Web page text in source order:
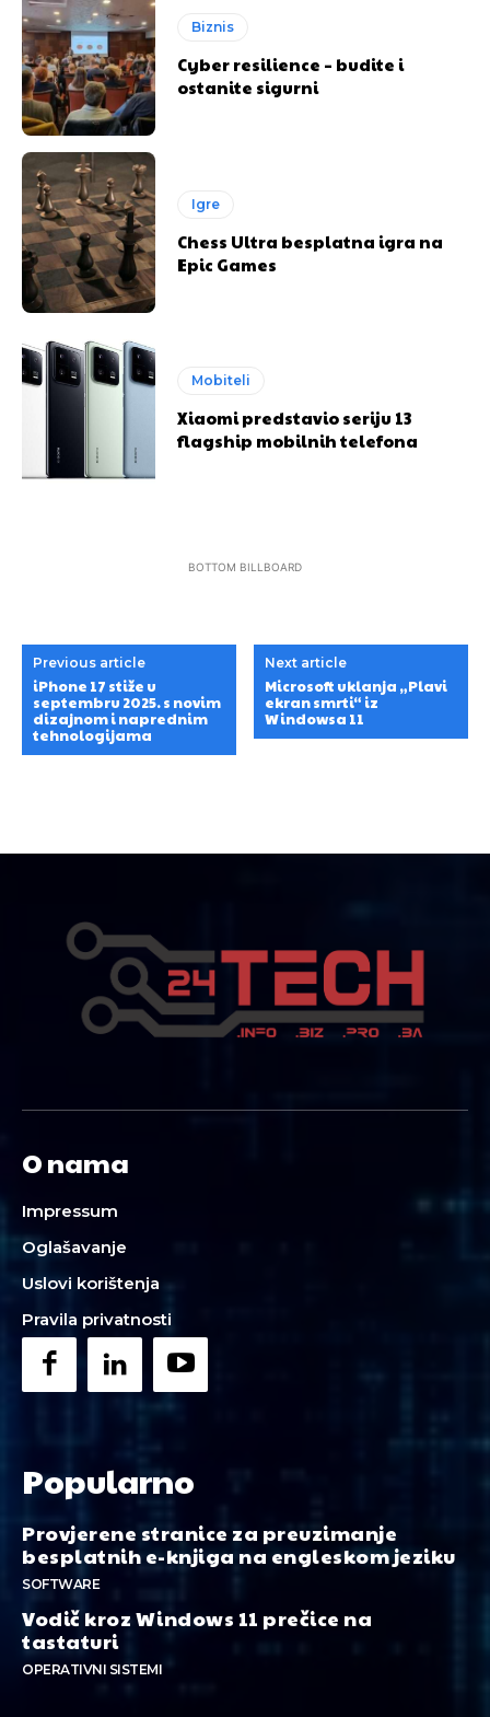
Biznis
Cyber resilience – budite i
ostanite sigurni
Igre
Chess Ultra besplatna igra na
Epic Games
Mobiteli
Xiaomi predstavio seriju 13
flagship mobilnih telefona
BOTTOM BILLBOARD
Previous article
iPhone 17 stiže u
septembru 2025. s novim
dizajnom i naprednim
tehnologijama
Next article
Microsoft uklanja „Plavi
ekran smrti“ iz
Windowsa 11
O nama
Impressum
Oglašavanje
Uslovi korištenja
Pravila privatnosti
Popularno
Provjerene stranice za preuzimanje
besplatnih e-knjiga na engleskom jeziku
SOFTWARE
Vodič kroz Windows 11 prečice na
tastaturi
OPERATIVNI SISTEMI